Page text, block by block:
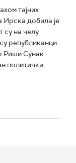
тајних
Ирска добила је
су на челу
републиканци.
Риши Сунак
политички